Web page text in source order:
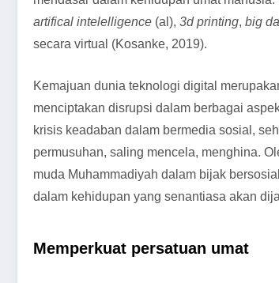
artifical intelelligence (al), 3d printing, big
secara virtual (Kosanke, 2019).
Kemajuan dunia teknologi digital
menciptakan disrupsi dalam berbagai
krisis keadaban dalam bermedia sosial,
permusuhan, saling mencela, menghina.
muda Muhammadiyah dalam bijak
dalam kehidupan yang senantiasa akan
Memperkuat persatuan umat